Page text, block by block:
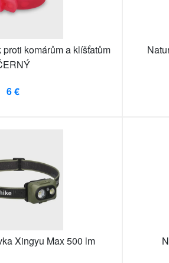
komárům a klíšťatům
6 €
Xingyu Max 500 lm